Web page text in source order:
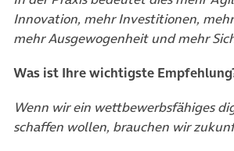
Innovation, mehr Investitionen,
mehr Ausgewogenheit und mehr
Was ist Ihre wichtigste
Wenn wir ein wettbewerbsfähiges
schaffen wollen, brauchen wir